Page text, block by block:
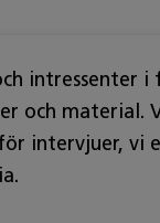
intressenter i
och
intervjuer,